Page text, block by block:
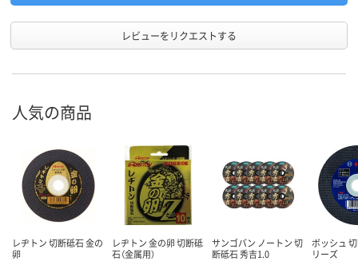
レビューをリクエストする
人気の商品
レヂトン 切断砥石 金の
卵
レヂトン 金の卵 切断砥
石（金属用）
サンゴバン ノートン 切
断砥石 秀吉1.0
ボッシュ
リーズ